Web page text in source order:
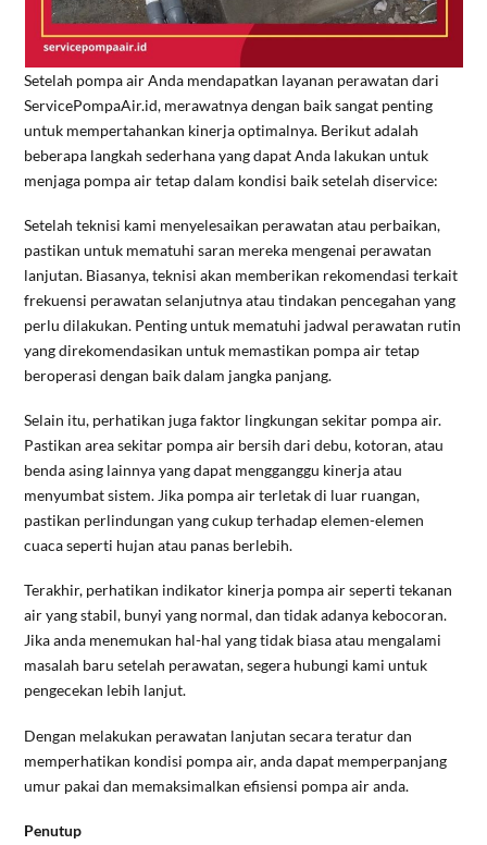
Setelah pompa air Anda mendapatkan layanan perawatan dari
ServicePompaAir.id, merawatnya dengan baik sangat penting
untuk mempertahankan kinerja optimalnya. Berikut adalah
beberapa langkah sederhana yang dapat Anda lakukan untuk
menjaga pompa air tetap dalam kondisi baik setelah diservice:
Setelah teknisi kami menyelesaikan perawatan atau perbaikan,
pastikan untuk mematuhi saran mereka mengenai perawatan
lanjutan. Biasanya, teknisi akan memberikan rekomendasi terkait
frekuensi perawatan selanjutnya atau tindakan pencegahan yang
perlu dilakukan. Penting untuk mematuhi jadwal perawatan rutin
yang direkomendasikan untuk memastikan pompa air tetap
beroperasi dengan baik dalam jangka panjang.
Selain itu, perhatikan juga faktor lingkungan sekitar pompa air.
Pastikan area sekitar pompa air bersih dari debu, kotoran, atau
benda asing lainnya yang dapat mengganggu kinerja atau
menyumbat sistem. Jika pompa air terletak di luar ruangan,
pastikan perlindungan yang cukup terhadap elemen-elemen
cuaca seperti hujan atau panas berlebih.
Terakhir, perhatikan indikator kinerja pompa air seperti tekanan
air yang stabil, bunyi yang normal, dan tidak adanya kebocoran.
Jika anda menemukan hal-hal yang tidak biasa atau mengalami
masalah baru setelah perawatan, segera hubungi kami untuk
pengecekan lebih lanjut.
Dengan melakukan perawatan lanjutan secara teratur dan
memperhatikan kondisi pompa air, anda dapat memperpanjang
umur pakai dan memaksimalkan efisiensi pompa air anda.
Penutup